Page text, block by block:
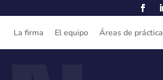
La firma El equipo Áreas de práctica